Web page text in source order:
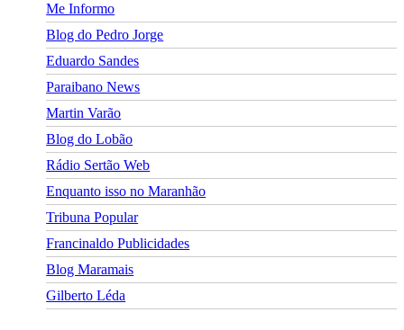
Me Informo
Blog do Pedro Jorge
Eduardo Sandes
Paraibano News
Martin Varão
Blog do Lobão
Rádio Sertão Web
Enquanto isso no Maranhão
Tribuna Popular
Francinaldo Publicidades
Blog Maramais
Gilberto Léda